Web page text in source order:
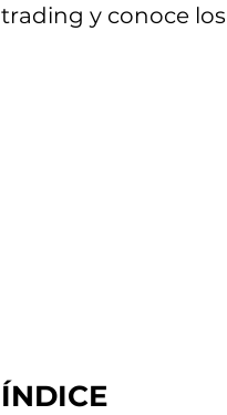
ÍNDICE
trading y conoce